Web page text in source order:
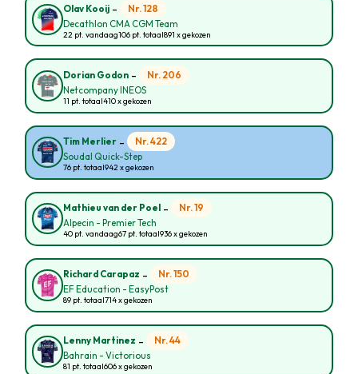
Olav Kooij - Nr. 128
Decathlon CMA CGM Team
22 pt. vandaag106 pt. totaal891 x gekozen
Dorian Godon - Nr. 206
Netcompany INEOS
11 pt. totaal410 x gekozen
Tim Merlier - Nr. 422
Soudal Quick-Step
76 pt. totaal942 x gekozen
Mathieu van der Poel - Nr. 19
Alpecin - Premier Tech
40 pt. vandaag67 pt. totaal936 x gekozen
Richard Carapaz - Nr. 150
EF Education - EasyPost
89 pt. totaal714 x gekozen
Lenny Martinez - Nr. 44
Bahrain - Victorious
81 pt. totaal606 x gekozen